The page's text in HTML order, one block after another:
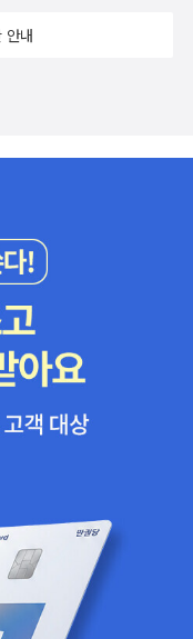
장을 반으로 나눈 그것
<향연> 중 아리스토
모두가 알고 있는 이야
미 모두에서의 ‘신화’이
것은 지속된다. 나는 결
죽은 사람을 영웅시하는
을 고하는 장면이 그려
만료되었기 때문이다.
가 아닙니다’라는 표현을
에서 내 꿈의 증거를
을 수 있다(불가능의
서) 읽어보면 좋
솔라리스 스
안내